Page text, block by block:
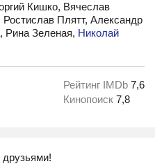
Кишко, Вячеслав
Плятт, Александр
, Рина Зеленая, Николай
Рейтинг IMDb 7,6
Кинопоиск 7,8